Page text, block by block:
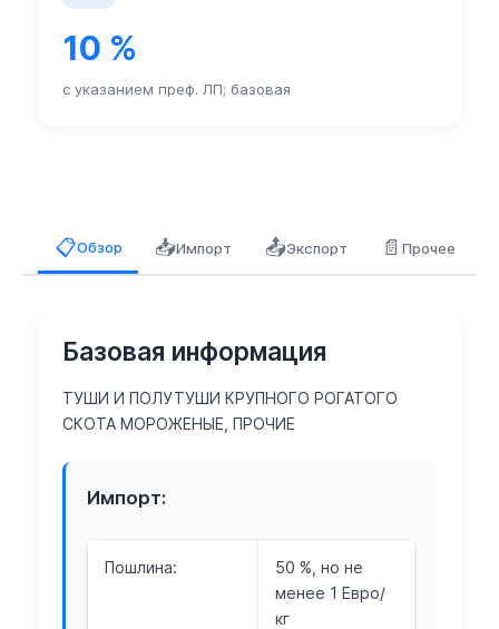
10 %
с указанием преф. ЛП; базовая
📋Обзор 📥Импорт 📤Экспорт 📄Прочее
Базовая информация
ТУШИ И ПОЛУТУШИ КРУПНОГО РОГАТОГО
СКОТА МОРОЖЕНЫЕ, ПРОЧИЕ
Импорт:
Пошлина:
50 %, но не
менее 1 Евро/
кг